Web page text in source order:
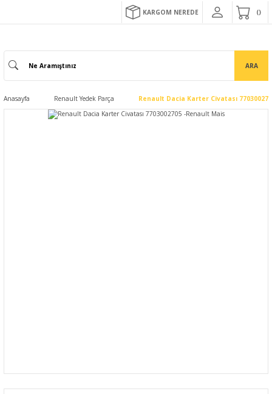
KARGOM NEREDE
ARA
Anasayfa Renault Yedek Parça Renault Dacia Karter Civatası